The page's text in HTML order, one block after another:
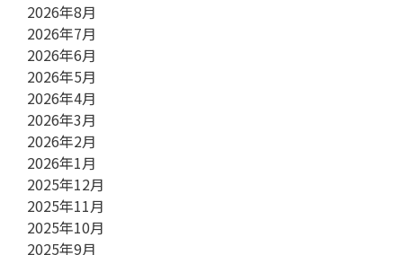
2026年8月
2026年7月
2026年6月
2026年5月
2026年4月
2026年3月
2026年2月
2026年1月
2025年12月
2025年11月
2025年10月
2025年9月